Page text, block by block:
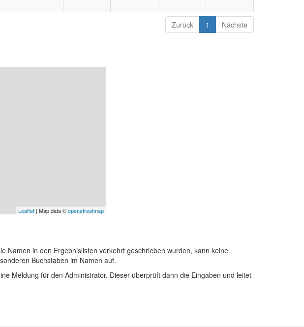
Zurück 1 Nächste
Leaflet | Map data ©openstreetmap
Namen in den Ergebnislisten verkehrt geschrieben wurden, kann keine
Buchstaben im Namen auf.
Meldung für den Administrator. Dieser überprüft dann die Eingaben und leitet